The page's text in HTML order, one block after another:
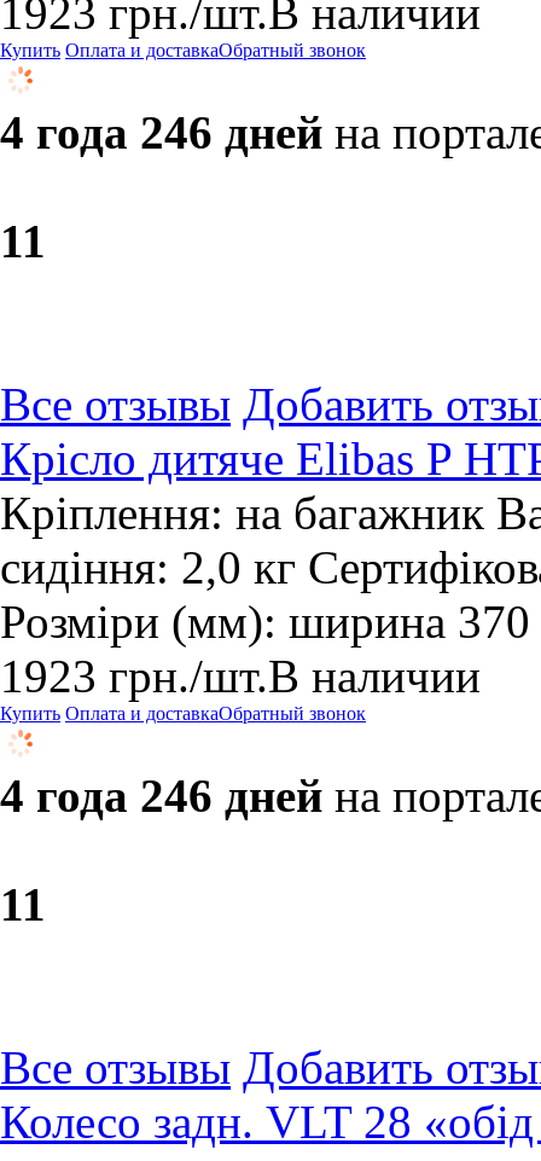
1923 грн./шт.В наличии
Купить Оплата и доставкаОбратный звонок
4 года 246 дней на
11
Все отзывы Добавить
Крiсло дитяче Elibas P
Кріплення: на багажник
сидіння: 2,0 кг
Розміри (мм): ширина
1923 грн./шт.В наличии
Купить Оплата и доставкаОбратный звонок
4 года 246 дней на
11
Все отзывы Добавить
Колесо задн. VLT 28